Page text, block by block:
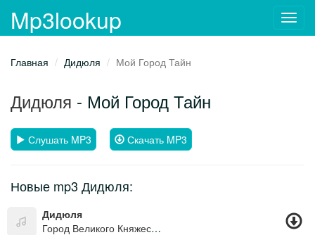
Mp3lookup
Главная Дидюля Мой Город Тайн
Дидюля - Мой Город Тайн
Слушать MP3 Скачать MP3
Новые mp3 Дидюля:
Дидюля
Город Великого Княжества